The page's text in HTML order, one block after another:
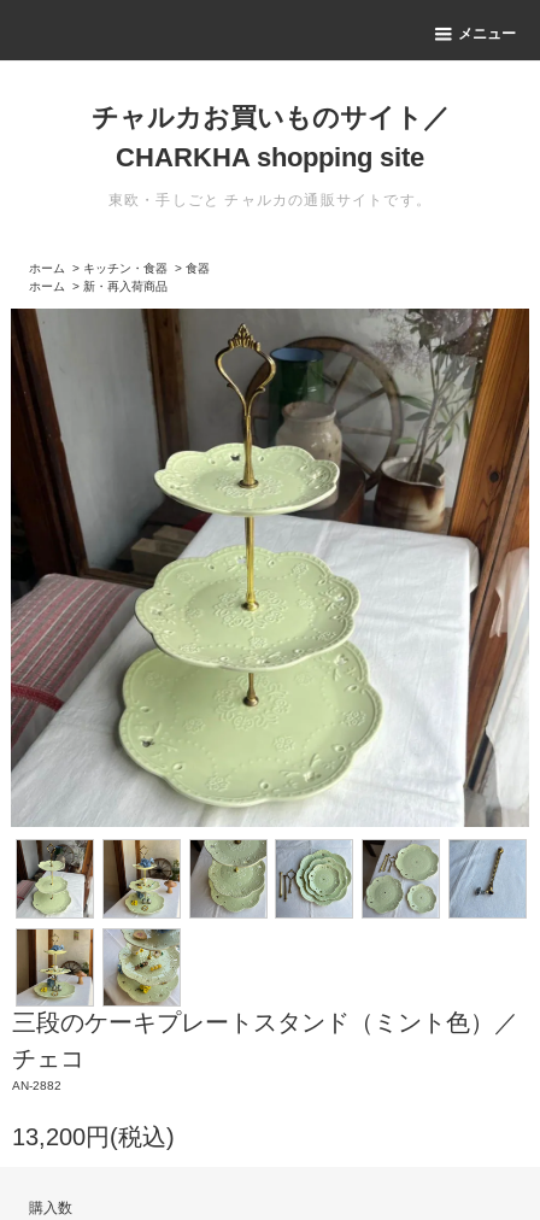
メニュー
チャルカお買いものサイト／
CHARKHA shopping site
東欧・手しごと チャルカの通販サイトです。
ホーム > キッチン・食器 >食器
ホーム
>新・再入荷商品
三段のケーキプレートスタンド（ミント色）／
チェコ
AN-2882
13,200円(税込)
購入数